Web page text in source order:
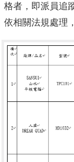
格者，即派員追
依相關法規處理